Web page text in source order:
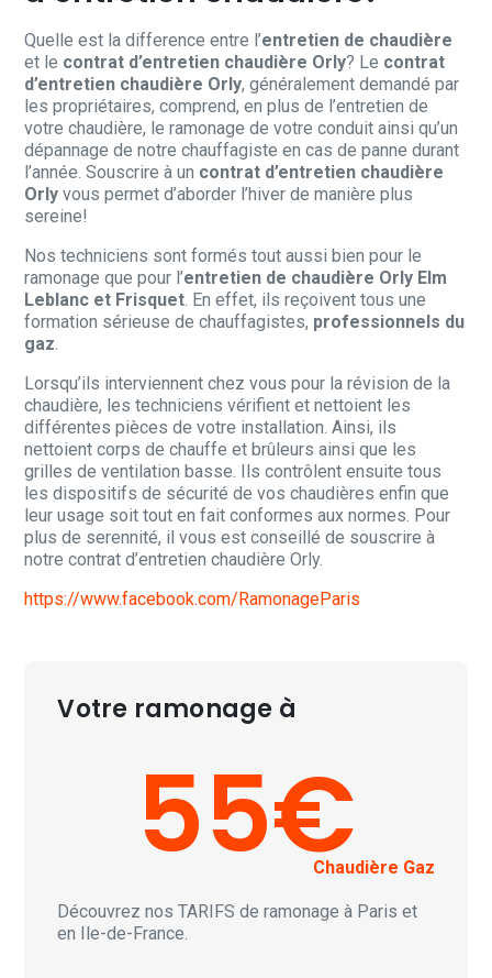
Quelle est la difference entre l’entretien de chaudière
et le contrat d’entretien chaudière Orly? Le contrat
d’entretien chaudière Orly, généralement demandé par
les propriétaires, comprend, en plus de l’entretien de
votre chaudière, le ramonage de votre conduit ainsi qu’un
dépannage de notre chauffagiste en cas de panne durant
l’année. Souscrire à un contrat d’entretien chaudière
Orly vous permet d’aborder l’hiver de manière plus
sereine!
Nos techniciens sont formés tout aussi bien pour le
ramonage que pour l’entretien de chaudière Orly Elm
Leblanc et Frisquet. En effet, ils reçoivent tous une
formation sérieuse de chauffagistes, professionnels du
gaz.
Lorsqu’ils interviennent chez vous pour la révision de la
chaudière, les techniciens vérifient et nettoient les
différentes pièces de votre installation. Ainsi, ils
nettoient corps de chauffe et brûleurs ainsi que les
grilles de ventilation basse. Ils contrôlent ensuite tous
les dispositifs de sécurité de vos chaudières enfin que
leur usage soit tout en fait conformes aux normes. Pour
plus de serennité, il vous est conseillé de souscrire à
notre contrat d’entretien chaudière Orly.
https://www.facebook.com/RamonageParis
Votre ramonage à
55€Chaudière Gaz
Découvrez nosTARIFS de ramonage à Paris et
en Ile-de-France.